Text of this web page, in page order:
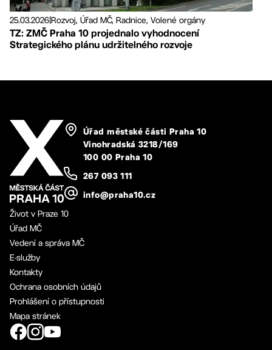
25.03.2026Rozvoj, Úřad MČ, Radnice, Volené orgány
TZ: ZMČ Praha 10 projednalo vyhodnocení
Strategického plánu udržitelného rozvoje
Úřad městské části Praha 10
Vinohradská 3218/169
100 00 Praha 10
267 093 111
info@praha10.cz
Život v Praze 10
Úřad MČ
Vedení a správa MČ
E-služby
Kontakty
Ochrana osobních údajů
Prohlášení o přístupnosti
Mapa stránek